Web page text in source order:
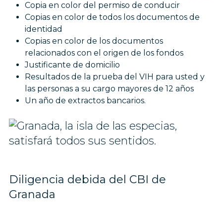
Copia en color del permiso de conducir
Copias en color de todos los documentos de
identidad
Copias en color de los documentos
relacionados con el origen de los fondos
Justificante de domicilio
Resultados de la prueba del VIH para usted y
las personas a su cargo mayores de 12 años
Un año de extractos bancarios.
Diligencia debida del CBI de
Granada